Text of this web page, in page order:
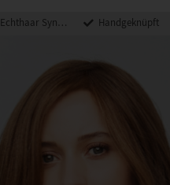
Echthaar Synthetik Mix Handgeknüpft